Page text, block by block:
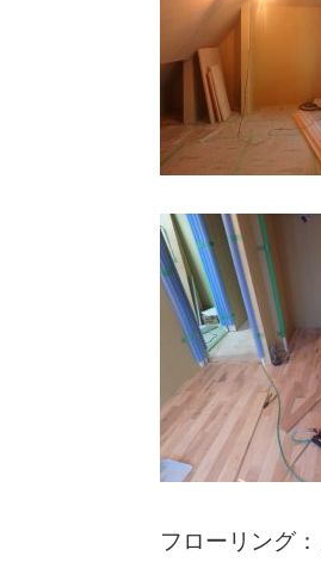
フローリング